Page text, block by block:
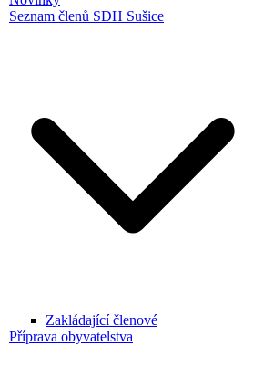
Seznam členů SDH Sušice
Zakládající členové
Příprava obyvatelstva